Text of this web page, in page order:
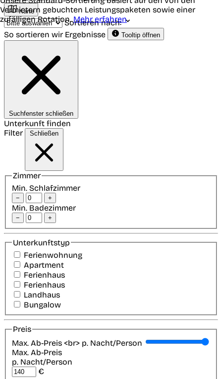
Karte
Sortieren nach:
So sortieren wir Ergebnisse
Tooltip öffnen
Vermietern gebuchten Leistungspaketen sowie einer
zufälligen Rotation.Mehr erfahren
Suchfenster schließen
Unterkunft finden
Filter
Schließen
Zimmer
Min. Schlafzimmer
− +
Min. Badezimmer
− +
Unterkunftstyp
Ferienwohnung
Apartment
Ferienhaus
Ferienhaus
Landhaus
Bungalow
Preis
Max. Ab-Preis <br> p. Nacht/Person
Max. Ab-Preis
p. Nacht/Person
€